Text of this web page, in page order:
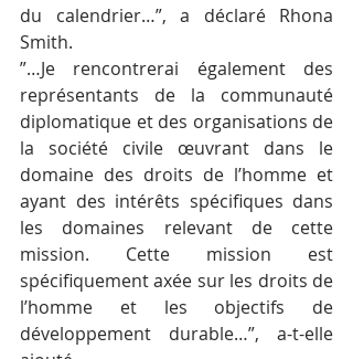
du calendrier…”, a déclaré Rhona
Smith.
”…Je rencontrerai également des
représentants de la communauté
diplomatique et des organisations de
la société civile œuvrant dans le
domaine des droits de l’homme et
ayant des intérêts spécifiques dans
les domaines relevant de cette
mission. Cette mission est
spécifiquement axée sur les droits de
l’homme et les objectifs de
développement durable…”, a-t-elle